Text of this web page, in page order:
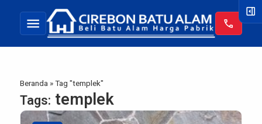
menu call
Beranda »Tag "templek"
Tags: templek
right_panel_open